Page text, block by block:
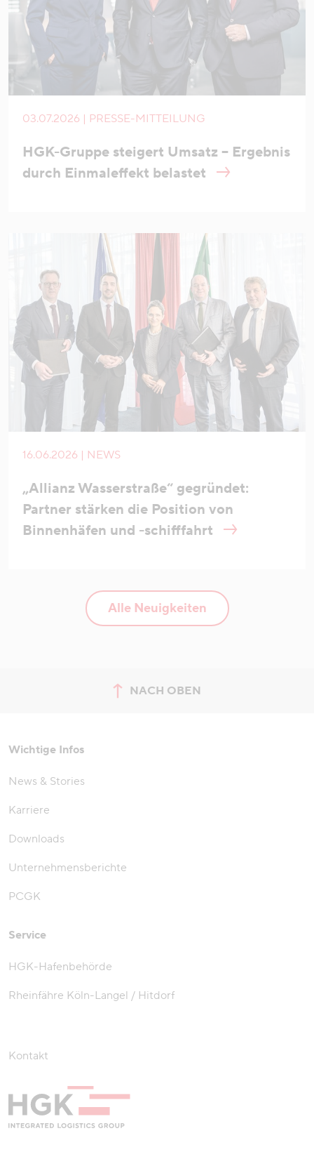
03.07.2026 | PRESSE-MITTEILUNG
HGK-Gruppe steigert Umsatz – Ergebnis
durch Einmaleffekt belastet
16.06.2026 | NEWS
„Allianz Wasserstraße“ gegründet:
Partner stärken die Position von
Binnenhäfen und -schifffahrt
Alle Neuigkeiten
NACH OBEN
zum Seitenanfang springen
Wichtige Infos
News & Stories
Karriere
Downloads
Unternehmensberichte
PCGK
Service
HGK-Hafenbehörde
Rheinfähre Köln-Langel / Hitdorf
Kontakt